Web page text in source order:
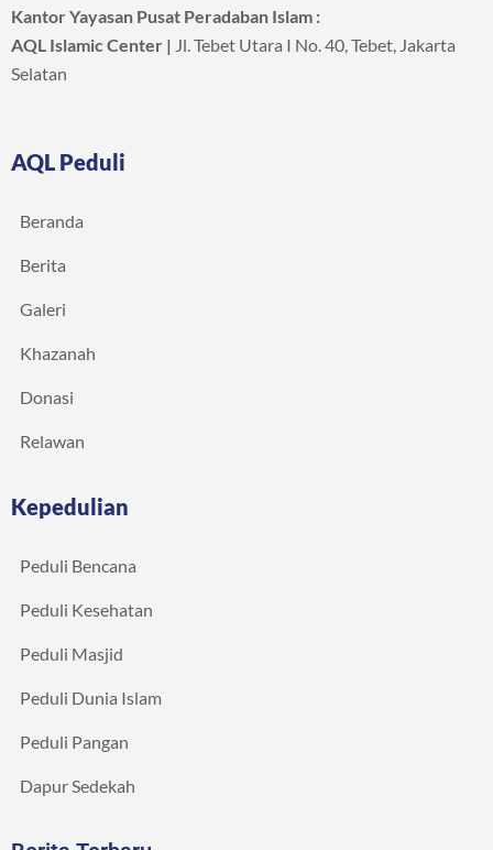
Kantor Yayasan Pusat Peradaban Islam :
AQL Islamic Center | Jl. Tebet Utara I No. 40, Tebet, Jakarta
Selatan
AQL Peduli
Beranda
Berita
Galeri
Khazanah
Donasi
Relawan
Kepedulian
Peduli Bencana
Peduli Kesehatan
Peduli Masjid
Peduli Dunia Islam
Peduli Pangan
Dapur Sedekah